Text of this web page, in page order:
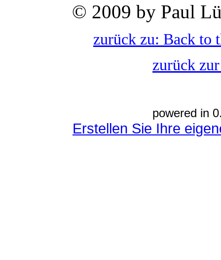
© 2009 by Paul
zurück zu: Back to
zurück
powered in
Erstellen Sie Ihre